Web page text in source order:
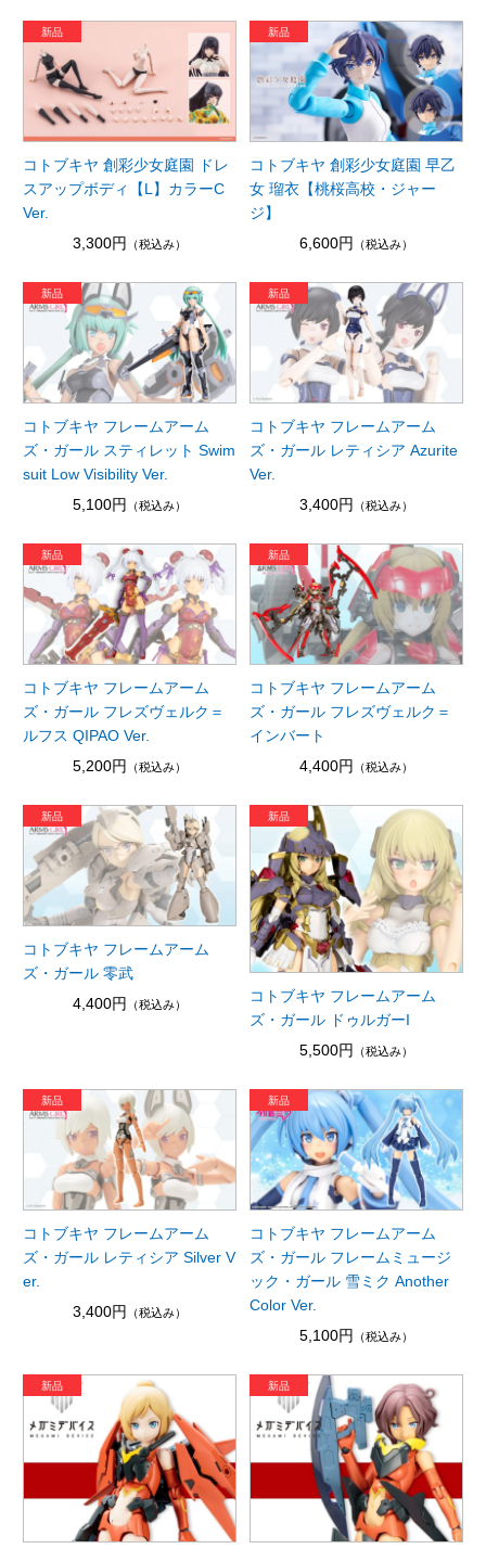
コトブキヤ 創彩少女庭園 ドレ
スアップボディ【L】カラーC
Ver.
3,300円
（税込み）
コトブキヤ 創彩少女庭園 早乙
女 瑠衣【桃桜高校・ジャー
ジ】
6,600円
（税込み）
コトブキヤ フレームアーム
ズ・ガール スティレット Swim
suit Low Visibility Ver.
5,100円
（税込み）
コトブキヤ フレームアーム
ズ・ガール レティシア Azurite
Ver.
3,400円
（税込み）
コトブキヤ フレームアーム
ズ・ガール フレズヴェルク＝
ルフス QIPAO Ver.
5,200円
（税込み）
コトブキヤ フレームアーム
ズ・ガール フレズヴェルク＝
インバート
4,400円
（税込み）
コトブキヤ フレームアーム
ズ・ガール 零武
4,400円 （税込み）
コトブキヤ フレームアーム
ズ・ガール ドゥルガーI
5,500円
（税込み）
コトブキヤ フレームアーム
ズ・ガール レティシア Silver V
er.
3,400円
（税込み）
コトブキヤ フレームアーム
ズ・ガール フレームミュージ
ック・ガール 雪ミク Another
Color Ver.
5,100円
（税込み）